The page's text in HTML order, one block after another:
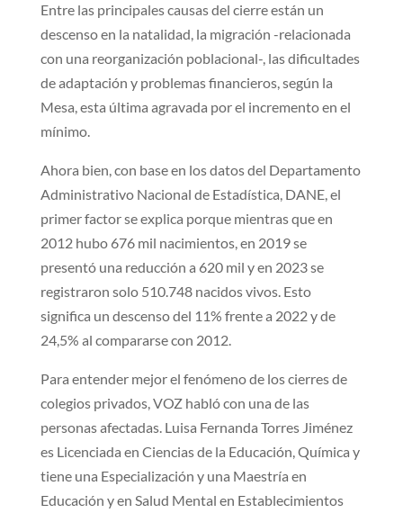
Entre las principales causas del cierre están un
descenso en la natalidad, la migración -relacionada
con una reorganización poblacional-, las dificultades
de adaptación y problemas financieros, según la
Mesa, esta última agravada por el incremento en el
mínimo.
Ahora bien, con base en los datos del Departamento
Administrativo Nacional de Estadística, DANE, el
primer factor se explica porque mientras que en
2012 hubo 676 mil nacimientos, en 2019 se
presentó una reducción a 620 mil y en 2023 se
registraron solo 510.748 nacidos vivos. Esto
significa un descenso del 11% frente a 2022 y de
24,5% al compararse con 2012.
Para entender mejor el fenómeno de los cierres de
colegios privados, VOZ habló con una de las
personas afectadas. Luisa Fernanda Torres Jiménez
es Licenciada en Ciencias de la Educación, Química y
tiene una Especialización y una Maestría en
Educación y en Salud Mental en Establecimientos